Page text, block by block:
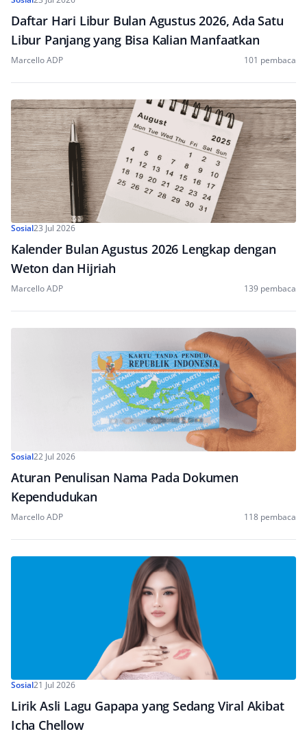
Daftar Hari Libur Bulan Agustus 2026, Ada Satu
Libur Panjang yang Bisa Kalian Manfaatkan
Marcello ADP 101 pembaca
Sosial23 Jul 2026
Kalender Bulan Agustus 2026 Lengkap dengan
Weton dan Hijriah
Marcello ADP 139 pembaca
Sosial22 Jul 2026
Aturan Penulisan Nama Pada Dokumen
Kependudukan
Marcello ADP 118 pembaca
Sosial21 Jul 2026
Lirik Asli Lagu Gapapa yang Sedang Viral Akibat
Icha Chellow